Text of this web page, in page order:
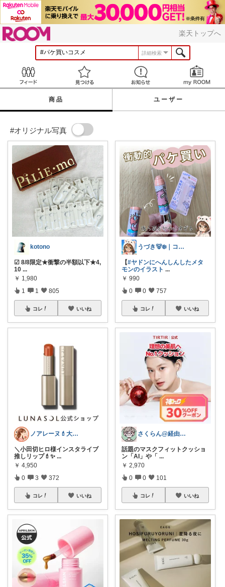
楽天トップへ
詳細検索
見つける お知らせ
商品 ユーザー
#オリジナル写真
kotono
☑︎ 8/8限定★衝撃の半額以下★4,
10 ...
￥ 1,980
1 1 805
コレ いいね
ノアレーヌ💄大人ゆる美容
＼小田切ヒロ様インスタライブ
推しリップ💄✨ ...
￥ 4,950
0 3 372
コレ いいね
うづき🐻‍❄️｜コレ好き！を届けたい✨
【#ヤドンにへんしんしたメタ
モンのイラスト ...
￥ 990
0 0 757
コレ いいね
さくらん@経由感謝
話題のマスクフィットクッショ
ン「AI」や「 ...
￥ 2,970
0 0 101
コレ いいね